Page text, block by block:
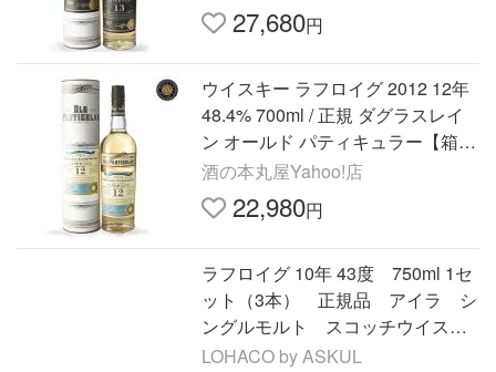
27,680円
ウイスキー ラフロイグ 2012 12年
48.4% 700ml / 正規 ダグラスレイ
ン オールド パティキュラー【箱
入】
酒の本丸屋Yahoo!店
22,980円
ラフロイグ 10年 43度 750ml 1セ
ット（3本） 正規品 アイラ シ
ングルモルト スコッチウイスキ
ー
LOHACO by ASKUL